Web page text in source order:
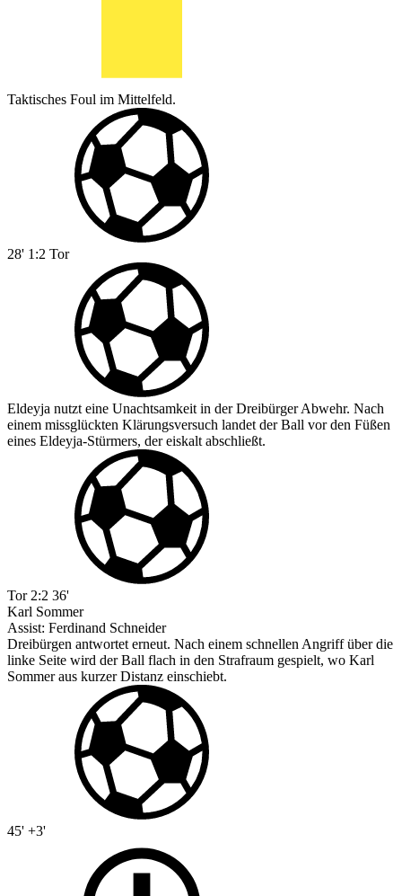
Taktisches Foul im Mittelfeld.
28' 1:2 Tor
Eldeyja nutzt eine Unachtsamkeit in der Dreibürger Abwehr. Nach
einem missglückten Klärungsversuch landet der Ball vor den Füßen
eines Eldeyja-Stürmers, der eiskalt abschließt.
Tor 2:2 36'
Karl Sommer
Assist: Ferdinand Schneider
Dreibürgen antwortet erneut. Nach einem schnellen Angriff über die
linke Seite wird der Ball flach in den Strafraum gespielt, wo Karl
Sommer aus kurzer Distanz einschiebt.
45' +3'